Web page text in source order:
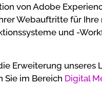
von Adobe
Webauftritte für
und -
Erweiterung
Sie im Bereich Digital